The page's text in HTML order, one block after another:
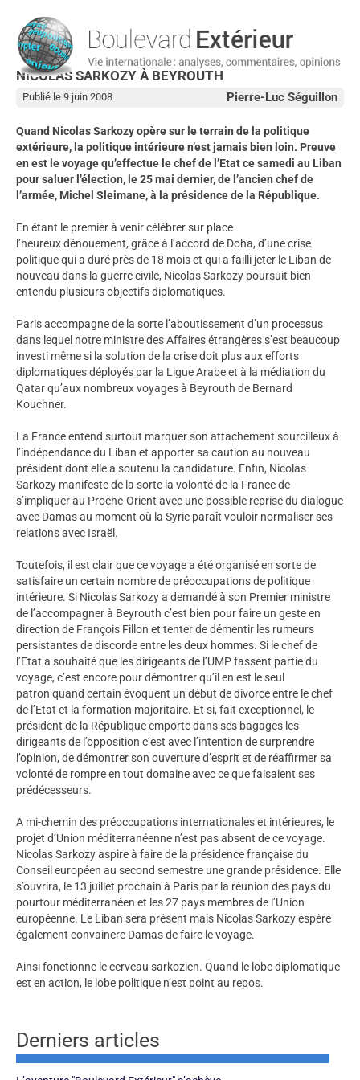
NICOLAS SARKOZY À BEYROUTH
Pierre-Luc Séguillon
Publié le 9 juin 2008
Quand Nicolas Sarkozy opère sur le terrain de la politique
extérieure, la politique intérieure n’est jamais bien loin. Preuve
en est le voyage qu’effectue le chef de l’Etat ce samedi au Liban
pour saluer l’élection, le 25 mai dernier, de l’ancien chef de
l’armée, Michel Sleimane, à la présidence de la République.
En étant le premier à venir célébrer sur place
l’heureux dénouement, grâce à l’accord de Doha, d’une crise
politique qui a duré près de 18 mois et qui a failli jeter le Liban de
nouveau dans la guerre civile, Nicolas Sarkozy poursuit bien
entendu plusieurs objectifs diplomatiques.
Paris accompagne de la sorte l’aboutissement d’un processus
dans lequel notre ministre des Affaires étrangères s’est beaucoup
investi même si la solution de la crise doit plus aux efforts
diplomatiques déployés par la Ligue Arabe et à la médiation du
Qatar qu’aux nombreux voyages à Beyrouth de Bernard
Kouchner.
La France entend surtout marquer son attachement sourcilleux à
l’indépendance du Liban et apporter sa caution au nouveau
président dont elle a soutenu la candidature. Enfin, Nicolas
Sarkozy manifeste de la sorte la volonté de la France de
s’impliquer au Proche-Orient avec une possible reprise du dialogue
avec Damas au moment où la Syrie paraît vouloir normaliser ses
relations avec Israël.
Toutefois, il est clair que ce voyage a été organisé en sorte de
satisfaire un certain nombre de préoccupations de politique
intérieure. Si Nicolas Sarkozy a demandé à son Premier ministre
de l’accompagner à Beyrouth c’est bien pour faire un geste en
direction de François Fillon et tenter de démentir les rumeurs
persistantes de discorde entre les deux hommes. Si le chef de
l’Etat a souhaité que les dirigeants de l’UMP fassent partie du
voyage, c’est encore pour démontrer qu’il en est le seul
patron quand certain évoquent un début de divorce entre le chef
de l’Etat et la formation majoritaire. Et si, fait exceptionnel, le
président de la République emporte dans ses bagages les
dirigeants de l’opposition c’est avec l’intention de surprendre
l’opinion, de démontrer son ouverture d’esprit et de réaffirmer sa
volonté de rompre en tout domaine avec ce que faisaient ses
prédécesseurs.
A mi-chemin des préoccupations internationales et intérieures, le
projet d’Union méditerranéenne n’est pas absent de ce voyage.
Nicolas Sarkozy aspire à faire de la présidence française du
Conseil européen au second semestre une grande présidence. Elle
s’ouvrira, le 13 juillet prochain à Paris par la réunion des pays du
pourtour méditerranéen et les 27 pays membres de l’Union
européenne. Le Liban sera présent mais Nicolas Sarkozy espère
également convaincre Damas de faire le voyage.
Ainsi fonctionne le cerveau sarkozien. Quand le lobe diplomatique
est en action, le lobe politique n’est point au repos.
Derniers articles